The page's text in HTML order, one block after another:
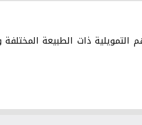
التمويلية ذات الطبيعة